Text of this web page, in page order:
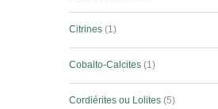
Citrines 1
Cobalto-Calcites 1
Cordiérites ou Lolites 5